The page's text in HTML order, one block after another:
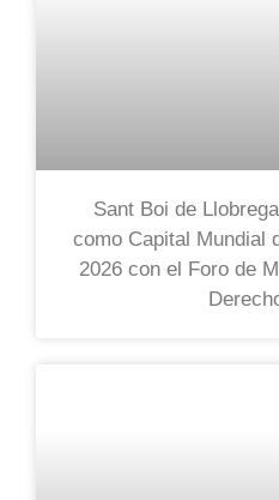
Sant Boi de
como Capital Mundial
2026 con el Foro de